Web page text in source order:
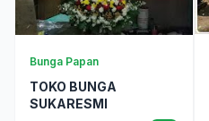
Bunga Papan
TOKO BUNGA
SUKARESMI